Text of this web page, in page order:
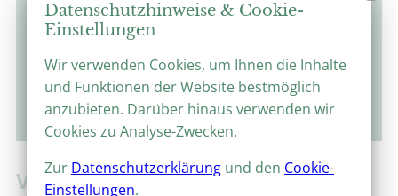
suchen
VOLKES STIMME!
Datenschutzhinweise & Cookie-
Einstellungen
Wir verwenden Cookies, um Ihnen die Inhalte
und Funktionen der Website bestmöglich
anzubieten. Darüber hinaus verwenden wir
Cookies zu Analyse-Zwecken.
Zur Datenschutzerklärung und den Cookie-
Einstellungen.